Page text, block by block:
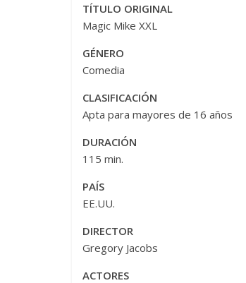
TÍTULO ORIGINAL
Magic Mike XXL
GÉNERO
Comedia
CLASIFICACIÓN
Apta para mayores de 16 años
DURACIÓN
115 min.
PAÍS
EE.UU.
DIRECTOR
Gregory Jacobs
ACTORES